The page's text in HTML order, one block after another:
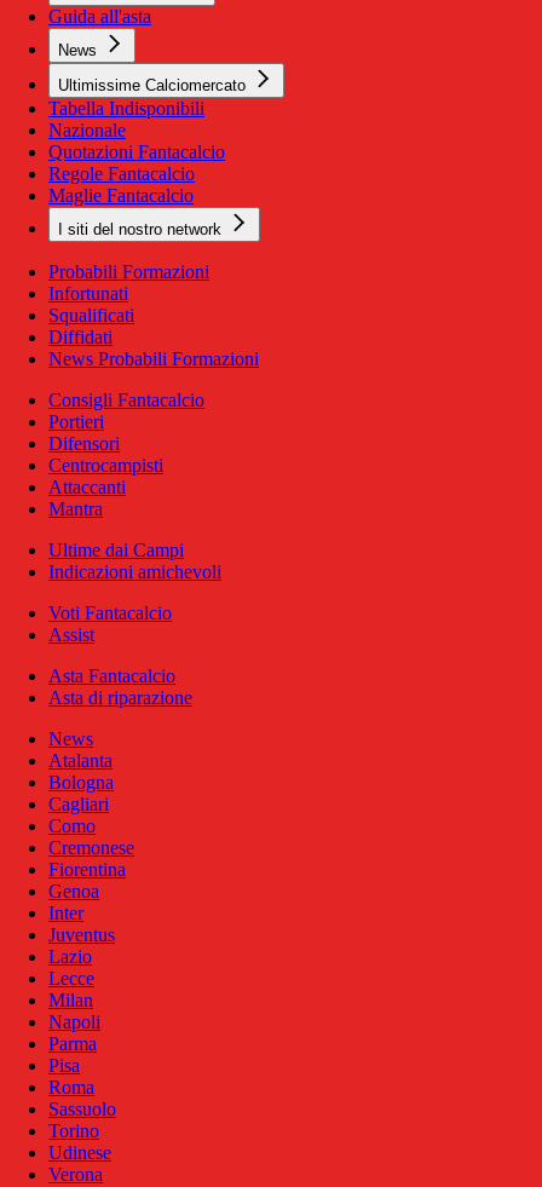
Guida all'asta
News
Ultimissime Calciomercato
Tabella Indisponibili
Nazionale
Quotazioni Fantacalcio
Regole Fantacalcio
Maglie Fantacalcio
I siti del nostro network
Probabili Formazioni
Infortunati
Squalificati
Diffidati
News Probabili Formazioni
Consigli Fantacalcio
Portieri
Difensori
Centrocampisti
Attaccanti
Mantra
Ultime dai Campi
Indicazioni amichevoli
Voti Fantacalcio
Assist
Asta Fantacalcio
Asta di riparazione
News
Atalanta
Bologna
Cagliari
Como
Cremonese
Fiorentina
Genoa
Inter
Juventus
Lazio
Lecce
Milan
Napoli
Parma
Pisa
Roma
Sassuolo
Torino
Udinese
Verona